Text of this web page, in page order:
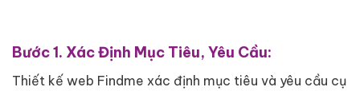
Bước 1. Xác Định Mục Tiêu, Yêu Cầu:
Thiết kế web Findme xác định mục tiêu và yêu cầu cụ